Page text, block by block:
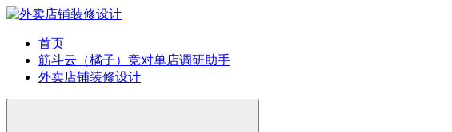
首页
筋斗云（橘子）竞对单店调研助手
外卖店铺装修设计